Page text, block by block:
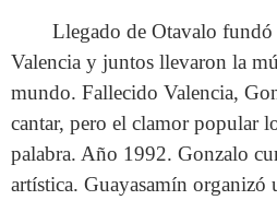
Llegado de Otavalo
Valencia y juntos llevaron la
mundo. Fallecido Valencia,
cantar, pero el clamor popular
palabra. Año 1992. Gonzalo
artística. Guayasamín organizó